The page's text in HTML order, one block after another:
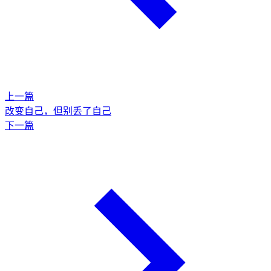
上一篇
改变自己，但别丢了自己
下一篇